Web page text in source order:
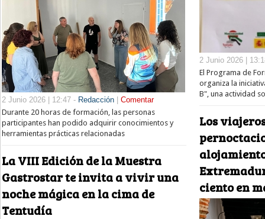
2 Junio 2026 | 12:47 - Redacción
Comentar
Durante 20 horas de formación, las personas
participantes han podido adquirir conocimientos y
herramientas prácticas relacionadas
La VIII Edición de la Muestra
Gastrostar te invita a vivir una
noche mágica en la cima de
Tentudía
2 Junio 2026 |
El Programa de
organiza la
B", una actividad
Los
ciento en